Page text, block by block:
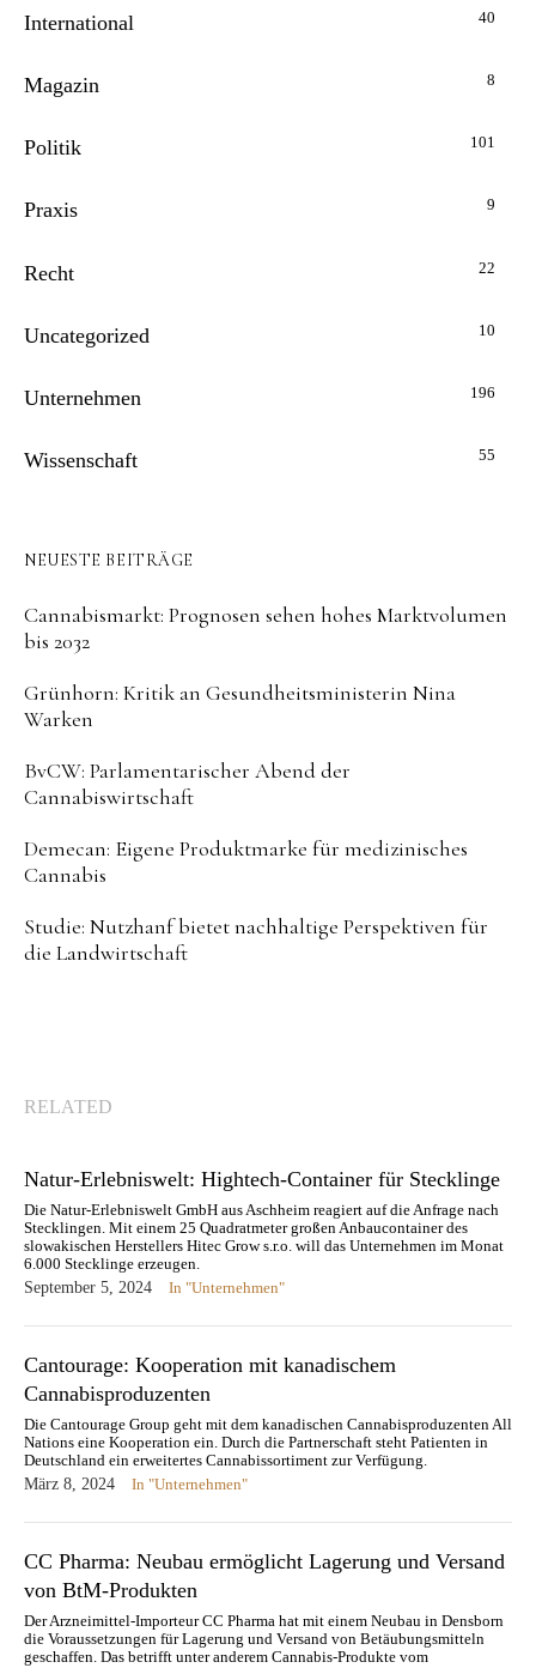
International 40
Magazin 8
Politik 101
Praxis 9
Recht 22
Uncategorized 10
Unternehmen 196
Wissenschaft 55
NEUESTE BEITRÄGE
Cannabismarkt: Prognosen sehen hohes Marktvolumen
bis 2032
Grünhorn: Kritik an Gesundheitsministerin Nina
Warken
BvCW: Parlamentarischer Abend der
Cannabiswirtschaft
Demecan: Eigene Produktmarke für medizinisches
Cannabis
Studie: Nutzhanf bietet nachhaltige Perspektiven für
die Landwirtschaft
RELATED
Natur-Erlebniswelt: Hightech-Container für Stecklinge
Die Natur-Erlebniswelt GmbH aus Aschheim reagiert auf die Anfrage nach
Stecklingen. Mit einem 25 Quadratmeter großen Anbaucontainer des
slowakischen Herstellers Hitec Grow s.r.o. will das Unternehmen im Monat
6.000 Stecklinge erzeugen.
September 5, 2024
In "Unternehmen"
Cantourage: Kooperation mit kanadischem
Cannabisproduzenten
Die Cantourage Group geht mit dem kanadischen Cannabisproduzenten All
Nations eine Kooperation ein. Durch die Partnerschaft steht Patienten in
Deutschland ein erweitertes Cannabissortiment zur Verfügung.
März 8, 2024
In "Unternehmen"
CC Pharma: Neubau ermöglicht Lagerung und Versand
von BtM-Produkten
Der Arzneimittel-Importeur CC Pharma hat mit einem Neubau in Densborn
die Voraussetzungen für Lagerung und Versand von Betäubungsmitteln
geschaffen. Das betrifft unter anderem Cannabis-Produkte vom